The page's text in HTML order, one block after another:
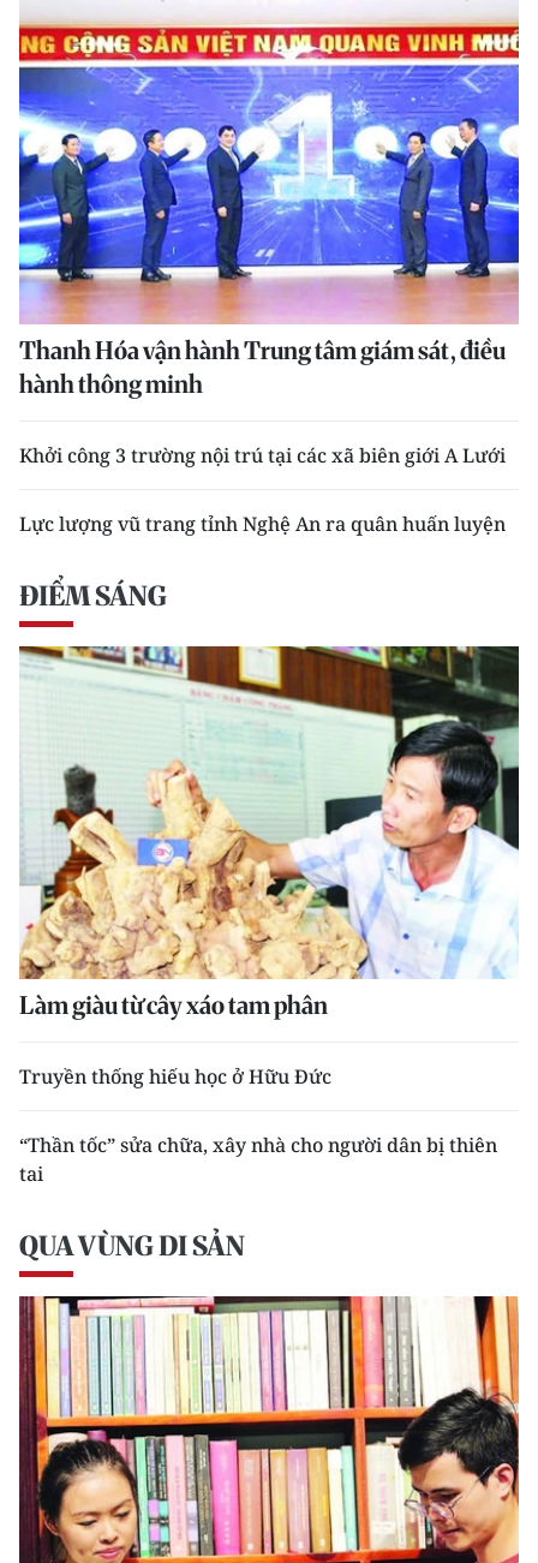
Thanh Hóa vận hành Trung tâm giám sát, điều
hành thông minh
Khởi công 3 trường nội trú tại các xã biên giới A Lưới
Lực lượng vũ trang tỉnh Nghệ An ra quân huấn luyện
ĐIỂM SÁNG
Làm giàu từ cây xáo tam phân
Truyền thống hiếu học ở Hữu Đức
“Thần tốc” sửa chữa, xây nhà cho người dân bị thiên
tai
QUA VÙNG DI SẢN